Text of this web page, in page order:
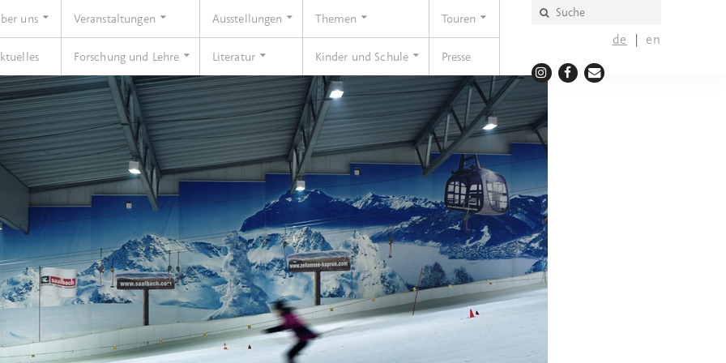
de en
uns Veranstaltungen Ausstellungen Themen Touren
Forschung und Lehre Literatur Kinder und Schule Presse